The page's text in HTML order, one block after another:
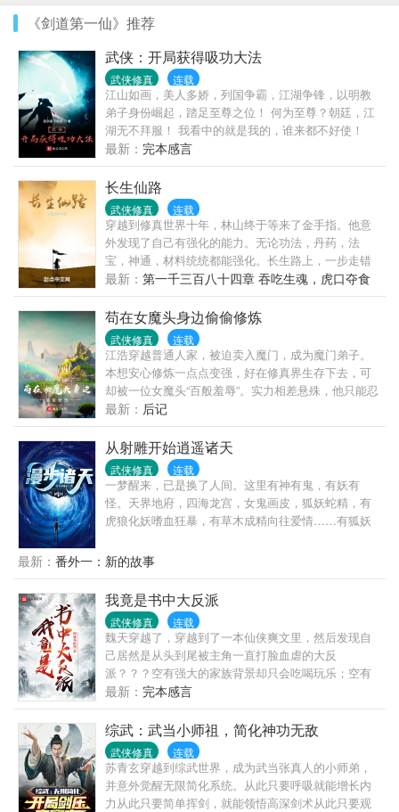
《剑道第一仙》推荐
武侠：开局获得吸功大法
武侠修真 连载
江山如画，美人多娇，列国争霸，江湖争锋，以明教
弟子身份崛起，踏足至尊之位！ 何为至尊？朝廷，江
湖无不拜服！ 我看中的就是我的，谁来都不好使！
（武侠世界融合书，以金庸武侠为主，辅以其他武侠
世界）
最新： 完本感言
长生仙路
武侠修真 连载
穿越到修真世界十年，林山终于等来了金手指。他意
外发现了自己有强化的能力。无论功法，丹药，法
宝，神通，材料统统都能强化。长生路上，一步走错
万劫不复。唯有持如履薄冰之心，行勇猛精进之事，
方能乘风破浪击楫中流！...且看一介小人物，如何起
于江湖微...
最新： 第一千三百八十四章 吞吃生魂，虎口夺食
苟在女魔头身边偷偷修炼
武侠修真 连载
江浩穿越普通人家，被迫卖入魔门，成为魔门弟子。
本想安心修炼一点点变强，好在修真界生存下去，可
却被一位女魔头“百般羞辱”。实力相差悬殊，他只能忍
辱偷生，希望不要再遇到对方。没有靠山的他得到了
魔门掌教的青睐，得以安心修炼，当他成为首席弟子
面见掌教时，却愣在原地。望着对方绝美的脸庞，他
有些笑不出来，这不是当初那个女魔头吗？
最新： 后记
从射雕开始逍遥诸天
武侠修真 连载
一梦醒来，已是换了人间。这里有神有鬼，有妖有
怪。天界地府，四海龙宫，女鬼画皮，狐妖蛇精，有
虎狼化妖嗜血狂暴，有草木成精向往爱情……有狐妖
有龙女情深似海，不离不弃。有仙女舍弃长生，不为
成仙，只在红尘中等你……且看周毅周子恒穿越诸天
万界，练武修仙，浪迹红尘，逍遥长生……计划穿越
等等。主世界：已穿越世界：下一个世界：
最新： 番外一：新的故事
我竟是书中大反派
武侠修真 连载
魏天穿越了，穿越到了一本仙侠爽文里，然后发现自
己居然是从头到尾被主角一直打脸血虐的大反
派？？？空有强大的家族背景却只会吃喝玩乐；空有
一副帅气皮囊却只会作奸犯科；空有优渥的修炼资源
却只会混吃等死……甚至连躺平都做不到，因为主角
马上就要杀上门来抢老婆了！曾经我也想做个好人，
但现在是真没得选啊！
最新： 完本感言
综武：武当小师祖，简化神功无敌
武侠修真 连载
苏青玄穿越到综武世界，成为武当张真人的小师弟，
并意外觉醒无限简化系统。从此只要呼吸就能增长内
力从此只要简单挥剑，就能领悟高深剑术从此只要观